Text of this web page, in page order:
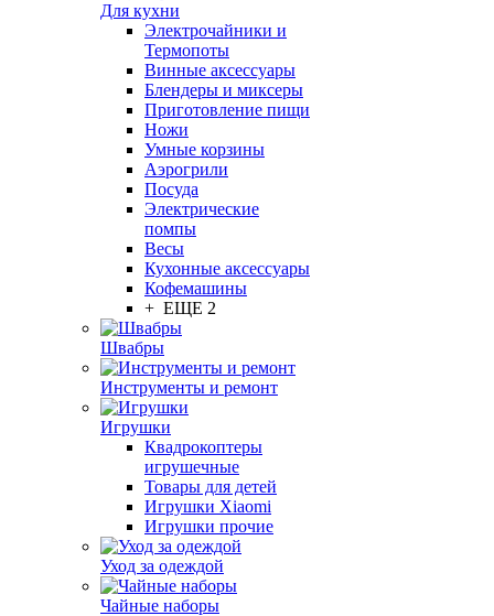
Для кухни
Электрочайники и
Термопоты
Винные аксессуары
Блендеры и миксеры
Приготовление пищи
Ножи
Умные корзины
Аэрогрили
Посуда
Электрические
помпы
Весы
Кухонные аксессуары
Кофемашины
+ ЕЩЕ 2
Швабры
Инструменты и ремонт
Игрушки
Квадрокоптеры
игрушечные
Товары для детей
Игрушки Xiaomi
Игрушки прочие
Уход за одеждой
Чайные наборы